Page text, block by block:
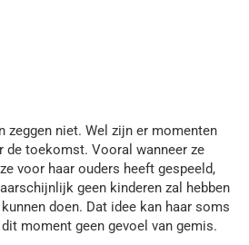
zeggen niet. Wel zijn er momenten
de toekomst. Vooral wanneer ze
voor haar ouders heeft gespeeld,
geen kinderen zal hebben
doen. Dat idee kan haar soms
moment geen gevoel van gemis.